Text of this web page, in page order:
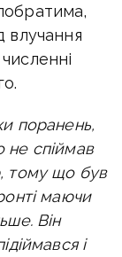
влучання
поранень,
не спіймав
тому що був
маючи
Він
і